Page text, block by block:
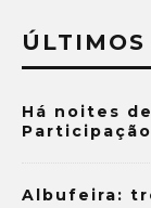
ÚLTIMOS
Há noites
Albufeira: